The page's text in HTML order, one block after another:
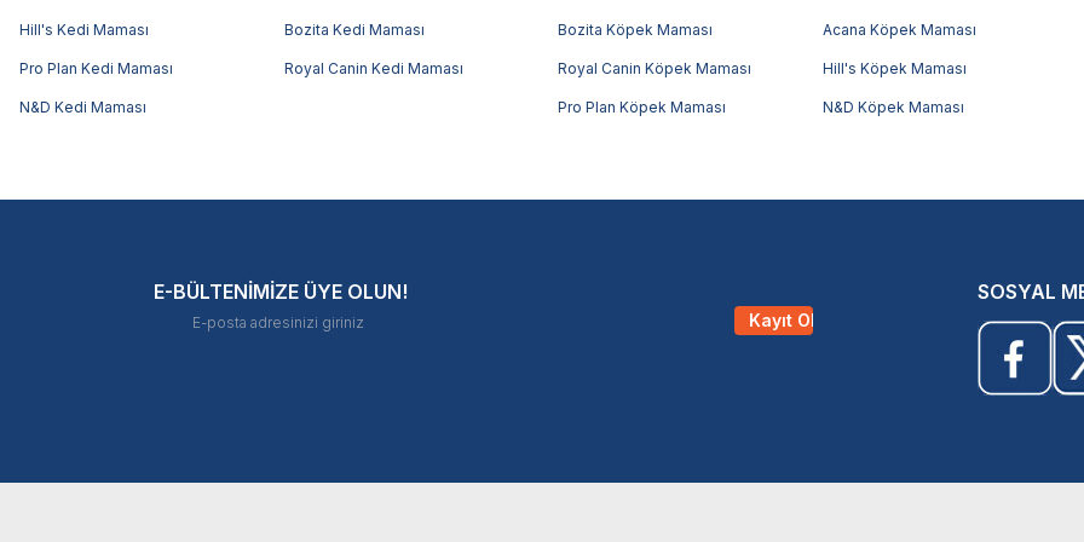
Hill's Kedi Maması Bozita Kedi Maması
Pro Plan Kedi Maması Royal Canin Kedi Maması
N&D Kedi Maması
Bozita Köpek Maması Acana Köpek Maması
Royal Canin Köpek Maması Hill's Köpek Maması
Pro Plan Köpek Maması N&D Köpek Maması
E-BÜLTENİMİZE ÜYE OLUN!
Kayıt Ol
SOSYAL